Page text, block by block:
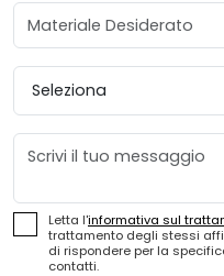
Materiale Desiderato
Provincia
Messaggio
Letta l'informativa sul
trattamento degli stessi
di rispondere per la
contatti.